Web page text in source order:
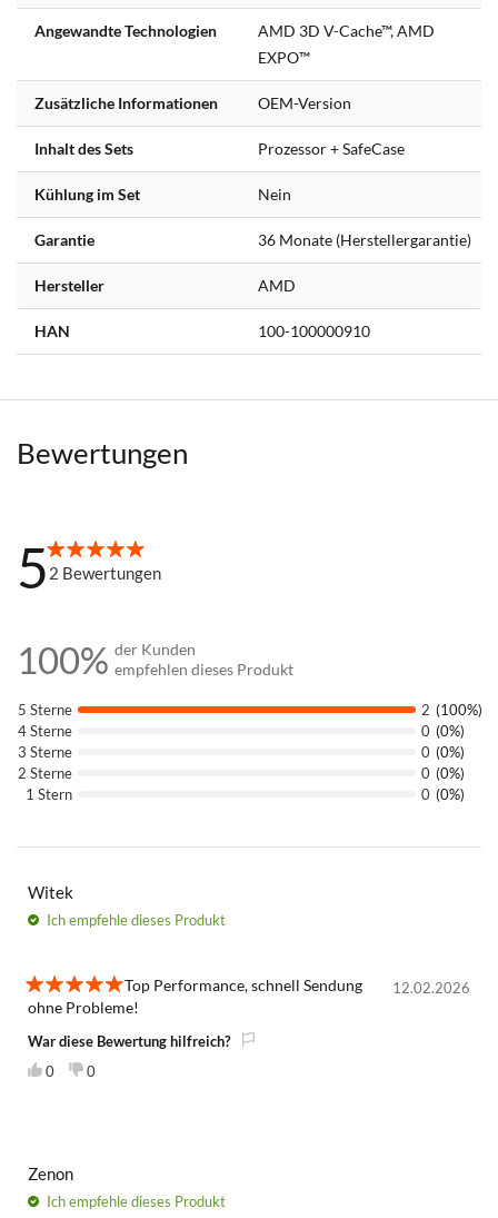
Angewandte Technologien
AMD 3D V-Cache™, AMD
EXPO™
Zusätzliche Informationen OEM-Version
Inhalt des Sets Prozessor + SafeCase
Kühlung im Set Nein
Garantie 36 Monate (Herstellergarantie)
Hersteller AMD
HAN 100-100000910
Bewertungen
5100%
2 Bewertungen
100% der Kunden
empfehlen dieses Produkt
5 Sterne 2 (100%)
4 Sterne
0 (0%)
3 Sterne
0 (0%)
2 Sterne
0 (0%)
1 Stern
0 (0%)
Witek
Ich empfehledieses Produkt
5
12.02.2026
Top Performance, schnell Sendung
ohne Probleme!
War diese Bewertung hilfreich?
0
0
Zenon
Ich empfehledieses Produkt